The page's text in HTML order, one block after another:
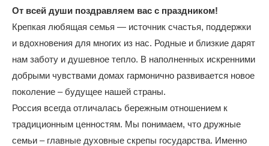
От всей души поздравляем вас с праздником!
Крепкая любящая семья — источник счастья, поддержки
и вдохновения для многих из нас. Родные и близкие дарят
нам заботу и душевное тепло. В наполненных искренними
добрыми чувствами домах гармонично развивается новое
поколение – будущее нашей страны.
Россия всегда отличалась бережным отношением к
традиционным ценностям. Мы понимаем, что дружные
семьи – главные духовные скрепы государства. Именно